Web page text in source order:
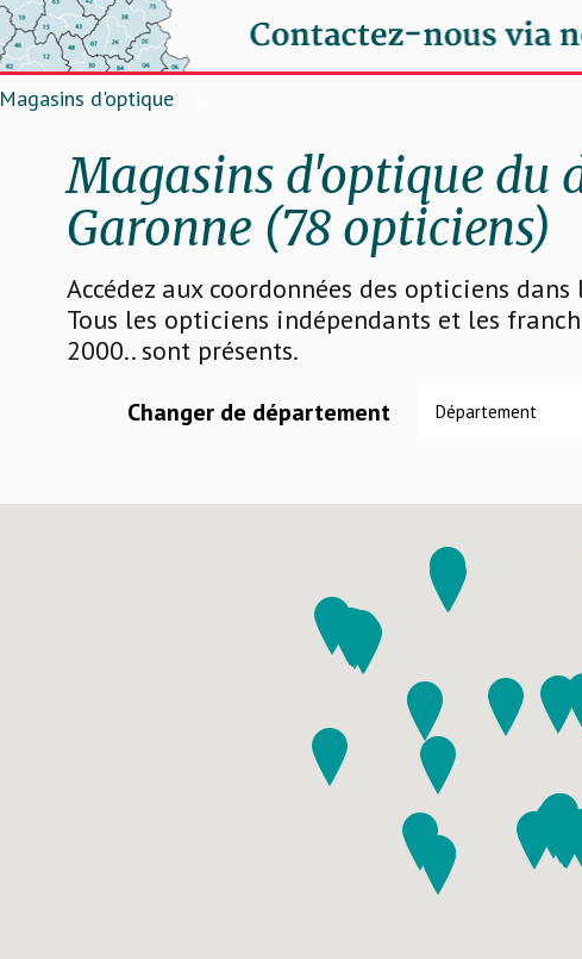
Magasins d'optique
Magasins d'optique du
Garonne (78 opticiens)
Accédez aux coordonnées des opticiens
Tous les opticiens indépendants et les
2000.. sont présents.
Changer de département Département